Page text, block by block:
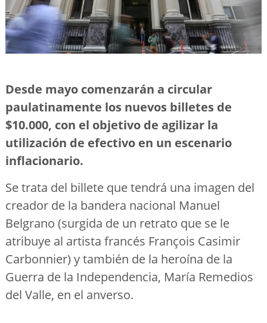
Desde mayo comenzarán a circular
paulatinamente los nuevos billetes de
$10.000, con el objetivo de agilizar la
utilización de efectivo en un escenario
inflacionario.
Se trata del billete que tendrá una imagen del
creador de la bandera nacional Manuel
Belgrano (surgida de un retrato que se le
atribuye al artista francés François Casimir
Carbonnier) y también de la heroína de la
Guerra de la Independencia, María Remedios
del Valle, en el anverso.